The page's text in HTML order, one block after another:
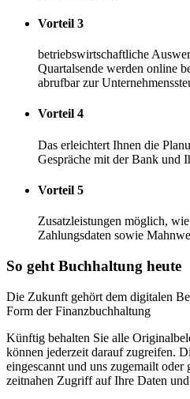
Vorteil 3
betriebswirtschaftliche
Quartalsende werden online
abrufbar zur
Vorteil 4
Das erleichtert Ihnen die
Gespräche mit der Bank und
Vorteil 5
Zusatzleistungen möglich,
Zahlungsdaten sowie
So geht Buchhaltung heute
Die Zukunft gehört dem digitalen
Form der Finanzbuchhaltung
Künftig behalten Sie alle
können jederzeit darauf zugreifen.
eingescannt und uns zugemailt
zeitnahen Zugriff auf Ihre Daten